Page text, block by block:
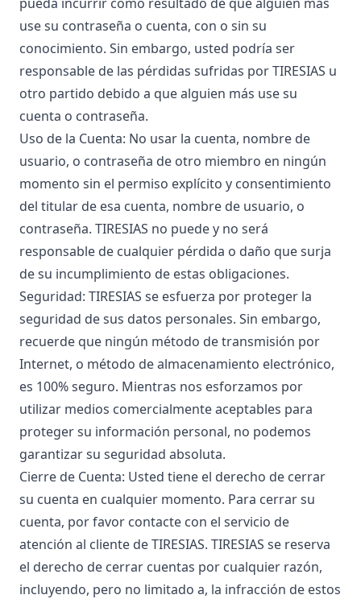
use su contraseña o cuenta, con o sin su
conocimiento. Sin embargo, usted podría ser
responsable de las pérdidas sufridas por TIRESIAS u
otro partido debido a que alguien más use su
cuenta o contraseña.
Uso de la Cuenta: No usar la cuenta, nombre de
usuario, o contraseña de otro miembro en ningún
momento sin el permiso explícito y consentimiento
del titular de esa cuenta, nombre de usuario, o
contraseña. TIRESIAS no puede y no será
responsable de cualquier pérdida o daño que surja
de su incumplimiento de estas obligaciones.
Seguridad: TIRESIAS se esfuerza por proteger la
seguridad de sus datos personales. Sin embargo,
recuerde que ningún método de transmisión por
Internet, o método de almacenamiento electrónico,
es 100% seguro. Mientras nos esforzamos por
utilizar medios comercialmente aceptables para
proteger su información personal, no podemos
garantizar su seguridad absoluta.
Cierre de Cuenta: Usted tiene el derecho de cerrar
su cuenta en cualquier momento. Para cerrar su
cuenta, por favor contacte con el servicio de
atención al cliente de TIRESIAS. TIRESIAS se reserva
el derecho de cerrar cuentas por cualquier razón,
incluyendo, pero no limitado a, la infracción de estos